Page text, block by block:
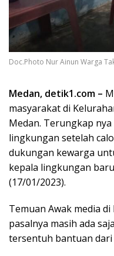
Doc.Photo Nur Ainun Warga
Medan, detik1.com –
masyarakat di
Medan. Terungkap
lingkungan setelah
dukungan kewarga
kepala lingkungan
(17/01/2023).
Temuan Awak media
pasalnya masih ada
tersentuh bantuan